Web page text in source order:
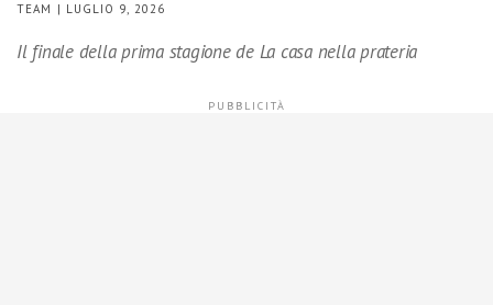
TEAM | LUGLIO 9, 2026
Il finale della prima stagione de La casa nella prateria